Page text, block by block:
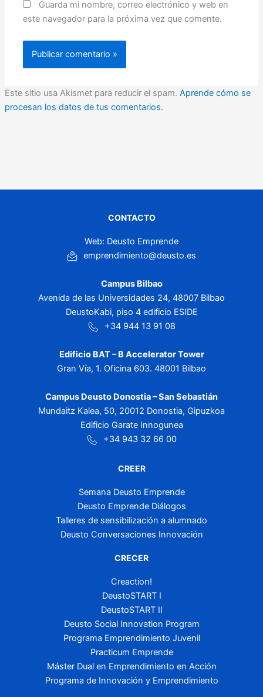
Guarda mi nombre, correo electrónico y web en
este navegador para la próxima vez que comente.
Este sitio usa Akismet para reducir el spam. Aprende cómo se
procesan los datos de tus comentarios.
CONTACTO
Web: Deusto Emprende
emprendimiento@deusto.es
Campus Bilbao
Avenida de las Universidades 24, 48007 Bilbao
DeustoKabi, piso 4 edificio ESIDE
+34 944 13 91 08
Edificio BAT – B Accelerator Tower
Gran Vía, 1. Oficina 603. 48001 Bilbao
Campus Deusto Donostia – San Sebastián
Mundaitz Kalea, 50, 20012 Donostia, Gipuzkoa
Edificio Garate Innogunea
+34 943 32 66 00
CREER
Semana Deusto Emprende
Deusto Emprende Diálogos
Talleres de sensibilización a alumnado
Deusto Conversaciones Innovación
CRECER
Creaction!
DeustoSTART I
DeustoSTART II
Deusto Social Innovation Program
Programa Emprendimiento Juvenil
Practicum Emprende
Máster Dual en Emprendimiento en Acción
Programa de Innovación y Emprendimiento